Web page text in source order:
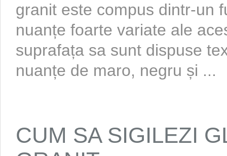
granit este compus dintr-un
nuanțe foarte variate ale
suprafața sa sunt dispuse
nuanțe de maro, negru și ...
CUM SA SIGILEZI